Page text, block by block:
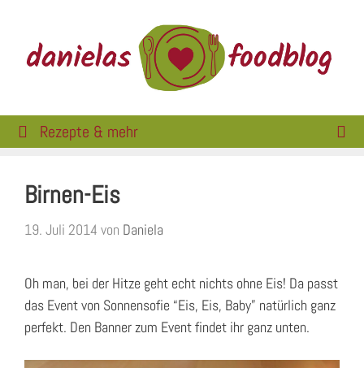
springen
Rezepte & mehr
Birnen-Eis
19. Juli 2014 von Daniela
Oh man, bei der Hitze geht echt nichts ohne Eis! Da passt
das Event von Sonnensofie “Eis, Eis, Baby” natürlich ganz
perfekt. Den Banner zum Event findet ihr ganz unten.